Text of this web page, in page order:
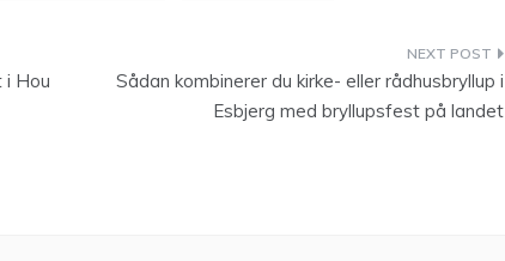
i Hou
Sådan kombinerer du kirke- eller rådhusbryllup i
Esbjerg med bryllupsfest på landet